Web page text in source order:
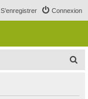
Connexion
S’enregistrer